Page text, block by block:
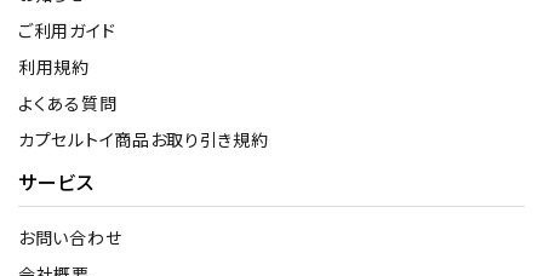
ご利用ガイド
利用規約
よくある質問
カプセルトイ商品お取り引き規約
サービス
お問い合わせ